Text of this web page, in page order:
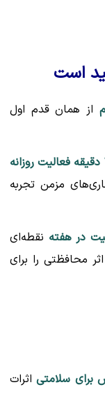
است
از همان قدم اول
مزمن تجربه
نقطه‌ای
محافظتی را برای
برای سلامتیاثرات